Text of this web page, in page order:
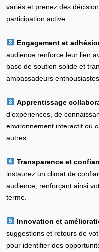
variés et prenez des
participation active.
Engagement et
audience renforce leur lien
base de soutien solide et
ambassadeurs enthousiastes.
Apprentissage
d’expériences, de
environnement interactif où
autres.
Transparence et
instaurez un climat de
audience, renforçant ainsi
terme.
Innovation et
suggestions et retours de
pour identifier des